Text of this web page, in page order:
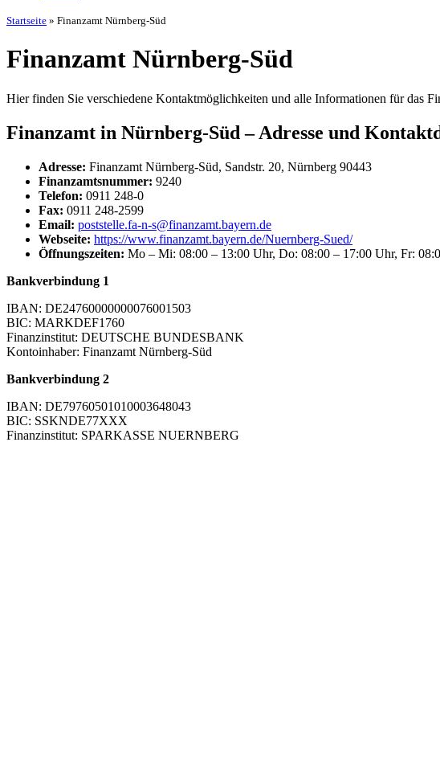
Startseite » Finanzamt Nürnberg-Süd
Finanzamt Nürnberg-Süd
Hier finden Sie verschiedene Kontaktmöglichkeiten und alle Informationen für das
Finanzamt in Nürnberg-Süd – Adresse und
Adresse: Finanzamt Nürnberg-Süd, Sandstr. 20, Nürnberg 90443
Finanzamtsnummer: 9240
Telefon: 0911 248-0
Fax: 0911 248-2599
Email: poststelle.fa-n-s@finanzamt.bayern.de
Webseite: https://www.finanzamt.bayern.de/Nuernberg-Sued/
Öffnungszeiten: Mo – Mi: 08:00 – 13:00 Uhr, Do: 08:00 – 17:00 Uhr, Fr:
Bankverbindung 1
IBAN: DE24760000000076001503
BIC: MARKDEF1760
Finanzinstitut: DEUTSCHE BUNDESBANK
Kontoinhaber: Finanzamt Nürnberg-Süd
Bankverbindung 2
IBAN: DE79760501010003648043
BIC: SSKNDE77XXX
Finanzinstitut: SPARKASSE NUERNBERG